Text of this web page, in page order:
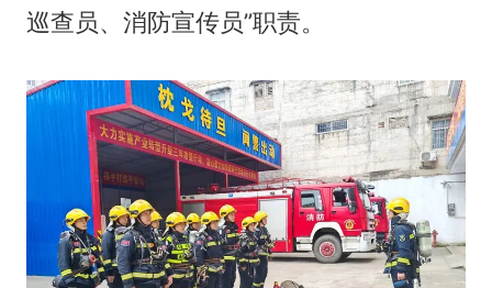
巡查员、消防宣传员”职责。